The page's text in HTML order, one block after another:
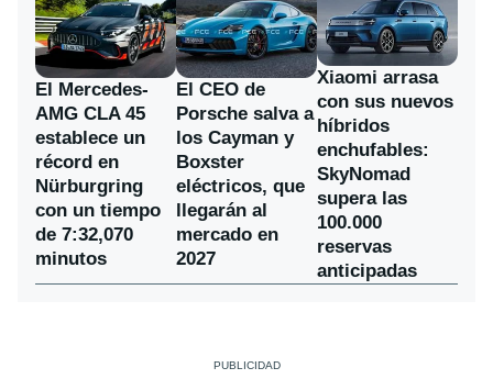
El Mercedes-
AMG CLA 45
establece un
récord en
Nürburgring
con un tiempo
de 7:32,070
minutos
El CEO de
Porsche salva a
los Cayman y
Boxster
eléctricos, que
llegarán al
mercado en
2027
Xiaomi arrasa
con sus nuevos
híbridos
enchufables:
SkyNomad
supera las
100.000
reservas
anticipadas